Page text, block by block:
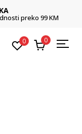
preko 99 KM
0 0